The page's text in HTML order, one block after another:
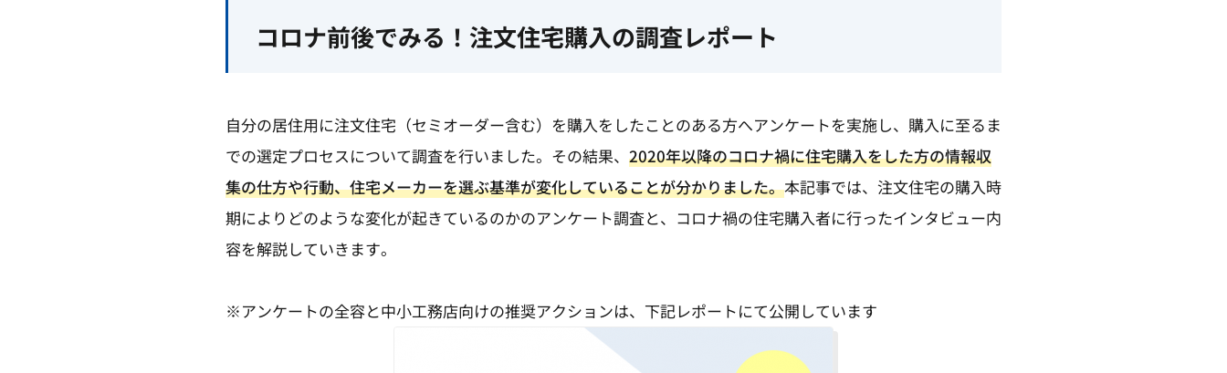
コロナ前後でみる！注文住宅購入の調査レポート
自分の居住用に注文住宅（セミオーダー含む）を購入をしたことのある方へアンケートを実施し、購入に至るま
での選定プロセスについて調査を行いました。その結果、 2020年以降のコロナ禍に住宅購入をした方の情報収
集の仕方や行動、住宅メーカーを選ぶ基準が変化していることが分かりました。本記事では、注文住宅の購入時
期によりどのような変化が起きているのかのアンケート調査と、コロナ禍の住宅購入者に行ったインタビュー内
容を解説していきます。
※アンケートの全容と中小工務店向けの推奨アクションは、下記レポートにて公開しています